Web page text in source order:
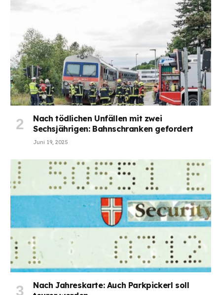
Nach tödlichen Unfällen mit zwei
Sechsjährigen: Bahnschranken gefordert
Juni 19, 2025
Nach Jahreskarte: Auch Parkpickerl soll